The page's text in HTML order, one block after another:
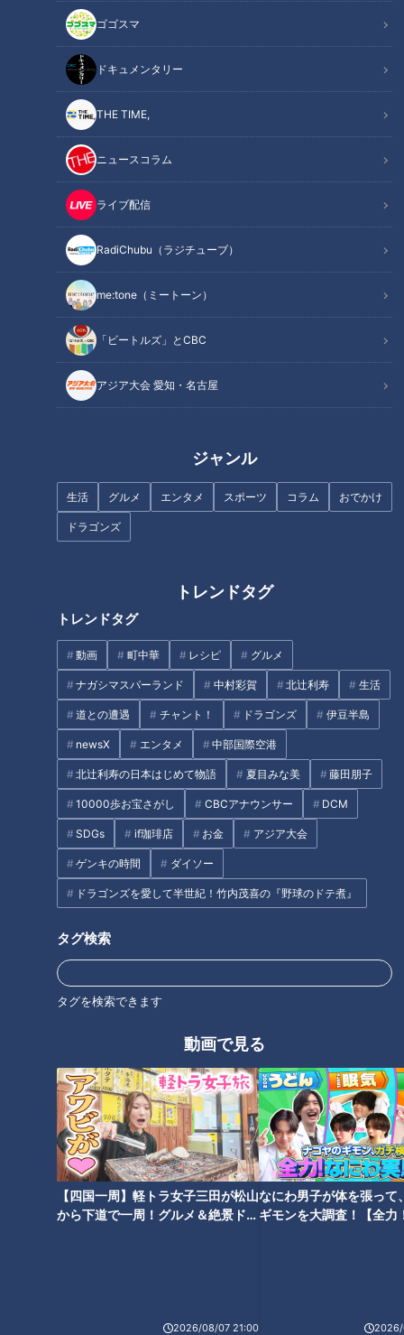
ゴゴスマ
ドキュメンタリー
THE TIME,
ニュースコラム
ライブ配信
RadiChubu（ラジチューブ）
me:tone（ミートーン）
「ビートルズ」とCBC
アジア大会 愛知・名古屋
ジャンル
生活 グルメ エンタメ スポーツ コラム おでかけ
ドラゴンズ
トレンドタグ
トレンドタグ
動画 町中華 レシピ グルメ
ナガシマスパーランド 中村彩賀 北辻利寿 生活
道との遭遇 チャント！ ドラゴンズ 伊豆半島
newsX エンタメ 中部国際空港
北辻利寿の日本はじめて物語 夏目みな美 藤田朋子
10000歩お宝さがし CBCアナウンサー DCM
SDGs if珈琲店 お金 アジア大会
ゲンキの時間 ダイソー
ドラゴンズを愛して半世紀！竹内茂喜の『野球のドテ煮』
タグ検索
タグを検索できます
動画で見る
【四国一周】軽トラ女子三田が松山
から下道で一周！グルメ＆絶景ドラ
2026/08/07 21:00
なにわ男子が体を張って
ギモンを大調査！【全力
2026/
記事に戻る
この記事を見たあなたへのおすすめ
をお助け！
首都圏なのに砂利道の謎路地
埼玉県川口市の一角にある未舗
装の道を大調査！
波の浸食で崩落…荒れ果てた海
たトンネル群も
「収入証紙」を廃止する動きが
加速、オンライン決済の波は
「収入印紙」へも？
横浜はかつて川だった「暗渠
道」が多い！？川と橋の痕跡が
残る暗渠道を探索
タグ
オススメ関連コンテンツ
「これは鳥肌たつ！」静岡県の
山中に眠る素掘り隧道 明治初
期に造られた「牛ヶ谷の地道」
静岡・伊豆高原に眠る巨大な“廃
ループ橋”…知られざる悲しい歴
史とは？日本で唯一の“逆転式一
方通行”の橋も
約半世紀かけて完成！？開通直
クレーンでミリ単位の調整！巨